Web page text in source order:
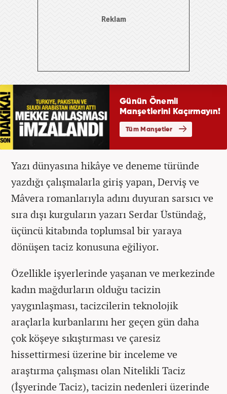
Yazı dünyasına hikâye ve deneme türünde
yazdığı çalışmalarla giriş yapan, Derviş ve
Mâvera romanlarıyla adını duyuran sarsıcı ve
sıra dışı kurguların yazarı Serdar Üstündağ,
üçüncü kitabında toplumsal bir yaraya
dönüşen taciz konusuna eğiliyor.
Özellikle işyerlerinde yaşanan ve merkezinde
kadın mağdurların olduğu tacizin
yaygınlaşması, tacizcilerin teknolojik
araçlarla kurbanlarını her geçen gün daha
çok köşeye sıkıştırması ve çaresiz
hissettirmesi üzerine bir inceleme ve
araştırma çalışması olan Nitelikli Taciz
(İşyerinde Taciz), tacizin nedenleri üzerinde